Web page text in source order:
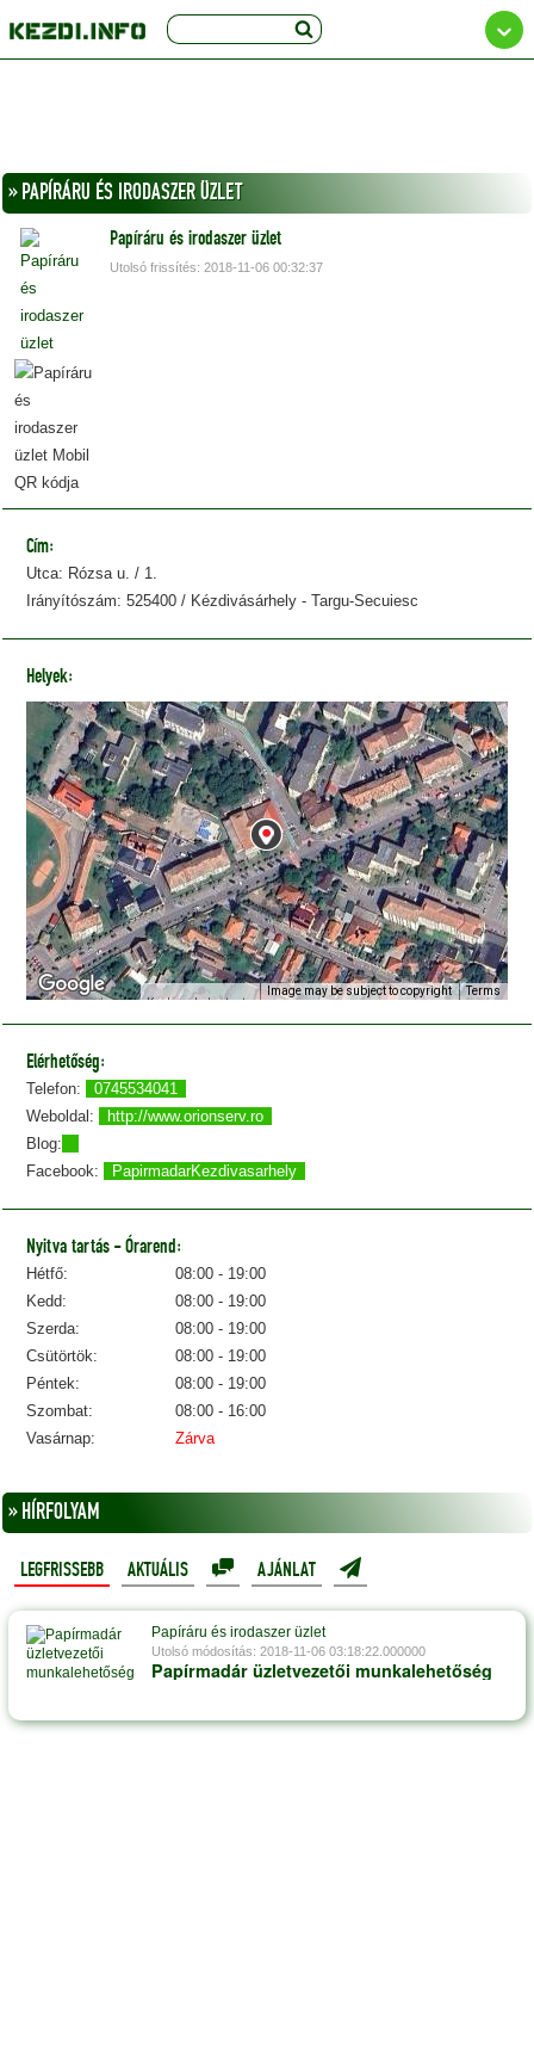
» PAPÍRÁRU ÉS IRODASZER ÜZLET
Papíráru és irodaszer üzlet
Utolsó frissítés: 2018-11-06 00:32:37
Cím:
Utca: Rózsa u. / 1.
Irányítószám: 525400 / Kézdivásárhely - Targu-Secuiesc
Helyek:
Keyboard shortcuts
Image may be subject to copyright Terms
Elérhetőség:
Telefon:
0745534041
Weboldal:
http://www.orionserv.ro
Blog:
Facebook:
PapirmadarKezdivasarhely
Nyitva tartás - Órarend:
Hétfő:
08:00 - 19:00
Kedd:
08:00 - 19:00
Szerda:
08:00 - 19:00
Csütörtök:
08:00 - 19:00
Péntek:
08:00 - 19:00
Szombat:
08:00 - 16:00
Vasárnap:
Zárva
» HÍRFOLYAM
LEGFRISSEBB AKTUÁLIS AJÁNLAT
Papíráru és irodaszer üzlet
Utolsó módosítás: 2018-11-06 03:18:22.000000
Papírmadár üzletvezetői munkalehetőség